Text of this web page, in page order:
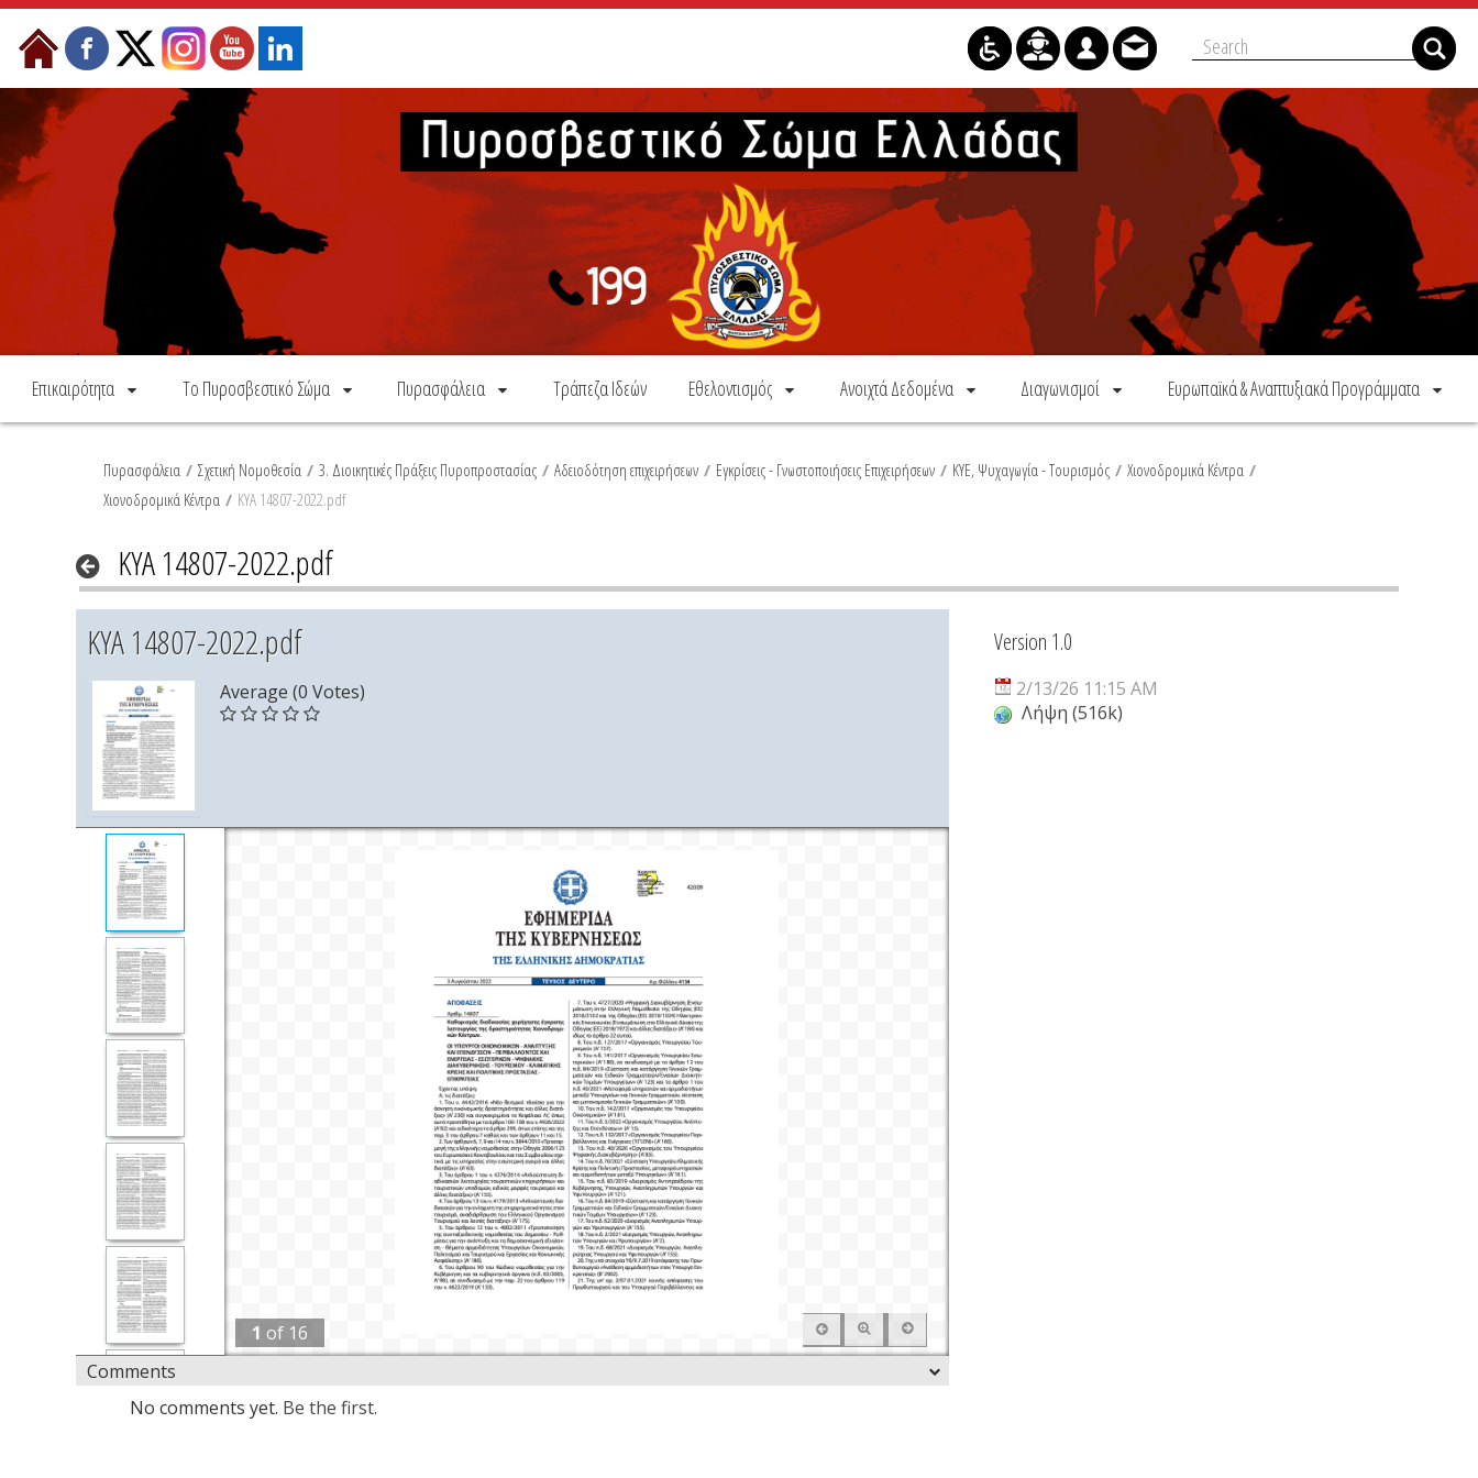
Skip to Content
Επικαιρότητα Το Πυροσβεστικό Σώμα Πυρασφάλεια Τράπεζα Ιδεών Εθελοντισμός Ανοιχτά Δεδομένα Διαγωνισμοί Ευρωπαϊκά & Αναπτυξιακά Προγράμματα
Πυρασφάλεια / Σχετική Νομοθεσία / 3. Διοικητικές Πράξεις Πυροπροστασίας / Αδειοδότηση επιχειρήσεων / Εγκρίσεις - Γνωστοποιήσεις Επιχειρήσεων / ΚΥΕ, Ψυχαγωγία - Τουρισμός / Χιονοδρομικά Κέντρα /
Χιονοδρομικά Κέντρα / ΚΥΑ 14807-2022.pdf
ΚΥΑ 14807-2022.pdf
ΚΥΑ 14807-2022.pdf
Average (0 Votes)
1 of 16
Comments
No comments yet. Be the first.
Version 1.0
2/13/26 11:15 AM
Λήψη (516k)